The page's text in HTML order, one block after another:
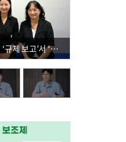
셀타스퀘어, 약물감시 ‘규제 보고’서 ‘데이터 의사결정’으로 "PVX 전환 요구 커진다"